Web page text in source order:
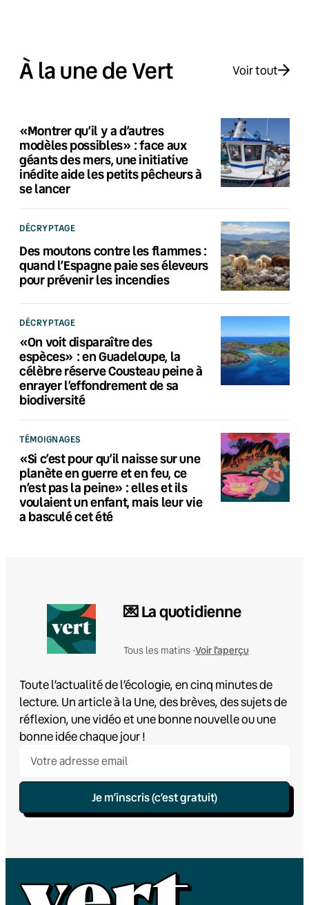
À la une de Vert Voir tout
«Montrer qu’il y a d’autres
modèles possibles» : face aux
géants des mers, une initiative
inédite aide les petits pêcheurs à
se lancer
DÉCRYPTAGE
Des moutons contre les flammes :
quand l’Espagne paie ses éleveurs
pour prévenir les incendies
DÉCRYPTAGE
«On voit disparaître des
espèces» : en Guadeloupe, la
célèbre réserve Cousteau peine à
enrayer l’effondrement de sa
biodiversité
TÉMOIGNAGES
«Si c’est pour qu’il naisse sur une
planète en guerre et en feu, ce
n’est pas la peine» : elles et ils
voulaient un enfant, mais leur vie
a basculé cet été
💌 La quotidienne
Tous les matins •Voir l'aperçu
Toute l’actualité de l’écologie, en cinq minutes de
lecture. Un article à la Une, des brèves, des sujets de
réflexion, une vidéo et une bonne nouvelle ou une
bonne idée chaque jour !
Je m’inscris (c’est gratuit)